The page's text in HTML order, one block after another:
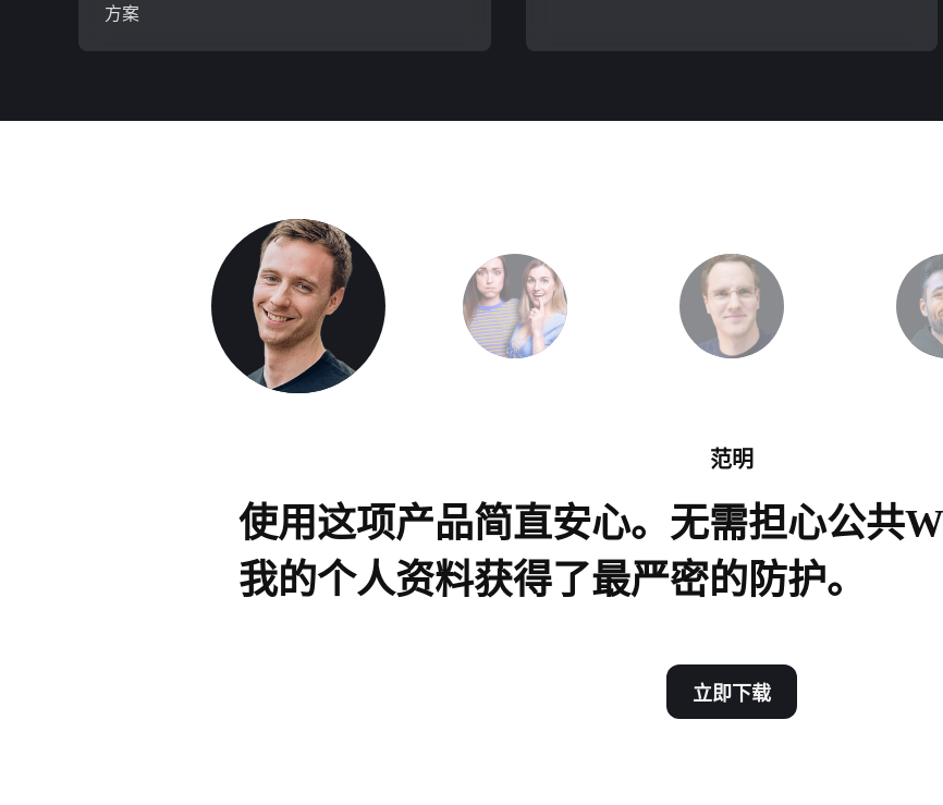
方案
范明
使用这项产品简直安心。无需担心公共
我的个人资料获得了最严密的防护。
立即下载